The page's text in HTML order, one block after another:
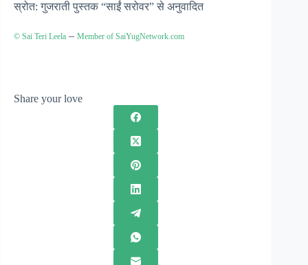
स्रोत: गुजराती पुस्तक “साईं सरोवर” से अनुवादित
© Sai Teri Leela – Member of SaiYugNetwork.com
Share your love